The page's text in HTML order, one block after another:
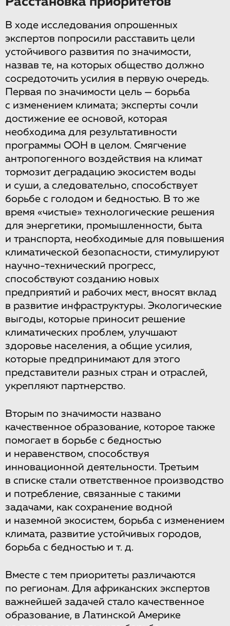
В ходе исследования опрошенных
экспертов попросили расставить цели
устойчивого развития по значимости,
назвав те, на которых общество должно
сосредоточить усилия в первую очередь.
Первая по значимости цель — борьба
с изменением климата; эксперты сочли
достижение ее основой, которая
необходима для результативности
программы ООН в целом. Смягчение
антропогенного воздействия на климат
тормозит деградацию экосистем воды
и суши, а следовательно, способствует
борьбе с голодом и бедностью. В то же
время «чистые» технологические решения
для энергетики, промышленности, быта
и транспорта, необходимые для повышения
климатической безопасности, стимулируют
научно-технический прогресс,
способствуют созданию новых
предприятий и рабочих мест, вносят вклад
в развитие инфраструктуры. Экологические
выгоды, которые приносит решение
климатических проблем, улучшают
здоровье населения, а общие усилия,
которые предпринимают для этого
представители разных стран и отраслей,
укрепляют партнерство.
Вторым по значимости названо
качественное образование, которое также
помогает в борьбе с бедностью
и неравенством, способствуя
инновационной деятельности. Третьим
в списке стали ответственное производство
и потребление, связанные с такими
задачами, как сохранение водной
и наземной экосистем, борьба с изменением
климата, развитие устойчивых городов,
борьба с бедностью и т. д.
Вместе с тем приоритеты различаются
по регионам. Для африканских экспертов
важнейшей задачей стало качественное
образование, в Латинской Америке